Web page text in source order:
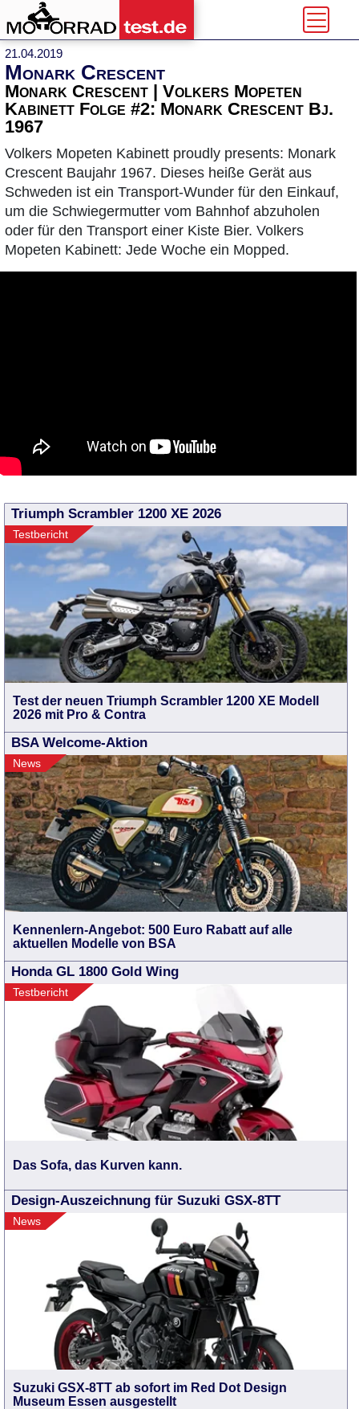
21.04.2019
Monark Crescent
Monark Crescent | Volkers Mopeten
Kabinett Folge #2: Monark Crescent Bj.
1967
Volkers Mopeten Kabinett proudly presents: Monark
Crescent Baujahr 1967. Dieses heiße Gerät aus
Schweden ist ein Transport-Wunder für den Einkauf,
um die Schwiegermutter vom Bahnhof abzuholen
oder für den Transport einer Kiste Bier. Volkers
Mopeten Kabinett: Jede Woche ein Mopped.
Triumph Scrambler 1200 XE 2026
Testbericht
Test der neuen Triumph Scrambler 1200 XE Modell
2026 mit Pro & Contra
BSA Welcome-Aktion
News
Kennenlern-Angebot: 500 Euro Rabatt auf alle
aktuellen Modelle von BSA
Honda GL 1800 Gold Wing
Testbericht
Das Sofa, das Kurven kann.
Design-Auszeichnung für Suzuki GSX-8TT
News
Suzuki GSX-8TT ab sofort im Red Dot Design
Museum Essen ausgestellt